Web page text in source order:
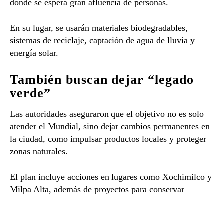
donde se espera gran afluencia de personas.
En su lugar, se usarán materiales biodegradables,
sistemas de reciclaje, captación de agua de lluvia y
energía solar.
También buscan dejar “legado
verde”
Las autoridades aseguraron que el objetivo no es solo
atender el Mundial, sino dejar cambios permanentes en
la ciudad, como impulsar productos locales y proteger
zonas naturales.
El plan incluye acciones en lugares como Xochimilco y
Milpa Alta, además de proyectos para conservar